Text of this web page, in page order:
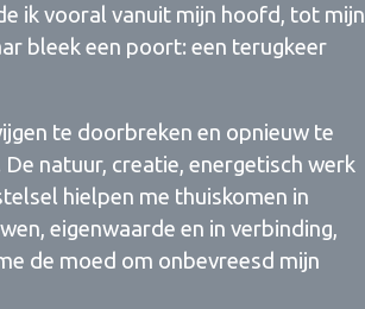
ik vooral vanuit mijn hoofd, tot mijn
bleek een poort: een terugkeer
te doorbreken en opnieuw te
natuur, creatie, energetisch werk
hielpen me thuiskomen in
eigenwaarde en in verbinding,
de moed om onbevreesd mijn